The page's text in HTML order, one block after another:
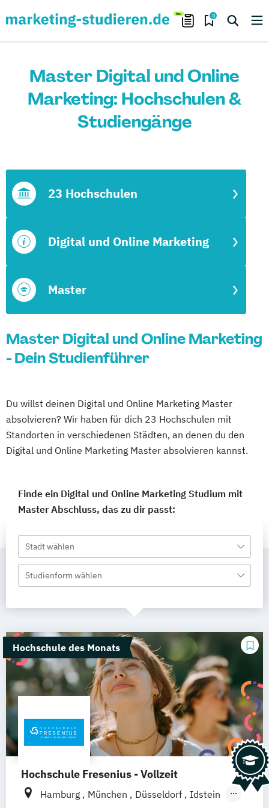
0
Master Digital und Online
Marketing: Hochschulen &
Studiengänge
Master
Digital und Online Marketing
23 Hochschulen
Master Digital und Online Marketing
- Dein Studienführer
Du willst deinen Digital und Online Marketing Master
absolvieren? Wir haben für dich 23 Hochschulen mit
Standorten in verschiedenen Städten, an denen du den
Digital und Online Marketing Master absolvieren kannst.
Finde ein Digital und Online Marketing Studium mit
Master Abschluss, das zu dir passt:
Stadt wählen
Studienform wählen
Hochschule des Monats
Hochschule Fresenius - Vollzeit
Hamburg München Düsseldorf
Idstein